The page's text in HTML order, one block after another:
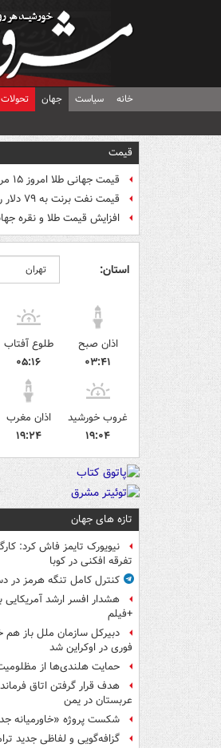
خانه سیاست جهان
قیمت
قیمت جهانی طلا امروز ۱۵ مرداد
قیمت نفت برنت به ۷۹ دلار رسید
افزایش قیمت طلا و نقره
استان:
اذان صبح
۰۳:۴۱
طلوع آفتاب
۰۵:۱۶
غروب خورشید
۱۹:۰۴
اذان مغرب
۱۹:۲۴
تازه های جهان
نیویورک تایمز فاش کرد:
تفرقه افکنی در کوبا
کنترل کامل تنگه هرمز در
هشدار افسر ارشد
+فیلم
دبیرکل سازمان ملل باز
فوری در اوکراین شد
حمایت هلندی‌ها از
هدف قرار گرفتن اتاق‌
عربستان در یمن
شکست پروژه «خاورمیانه
گزافه‌گویی و لفاظی جدید